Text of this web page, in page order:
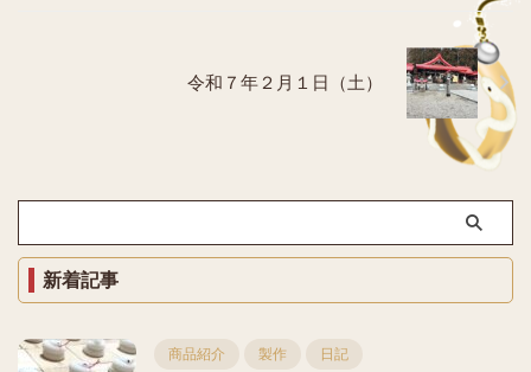
令和７年２月１日（土）
新着記事
商品紹介 製作 日記